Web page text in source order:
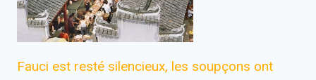
Fauci est resté silencieux, les soupçons ont